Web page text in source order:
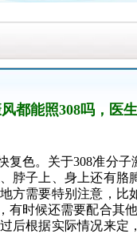
都能照308吗，医
色。关于308准分
脖子上、身上还有胳
方需要特别注意，比
时候还需要配合其
后根据实际情况来定